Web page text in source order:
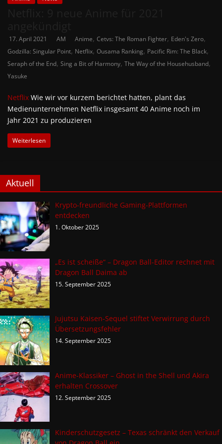
17. April 2021 AM Anime, Cetvs: The Roman Fighter, Eden's Zero,
Godzilla: Singular Point, Netflix, Ousama Ranking, Pacific Rim: The Black,
Seraph of the End, Sing a Bit of Harmony, The Way of the Househusband,
Yasuke
Netflix Wie wir vor kurzem berichtet hatten, plant das
Medienunternehmen Netflix insgesamt 40 Anime noch im
Jahr 2021 zu produzieren
Weiterlesen
Aktuell
Krypto-freundliche Gaming-Plattformen
entdecken
1. Oktober 2025
„Es ist scheiße“ – Dragon Ball-Editor rechnet mit
Dragon Ball Daima ab
15. September 2025
Jujutsu Kaisen-Sequel stiftet Verwirrung durch
Übersetzungsfehler
14. September 2025
Anime-Klassiker – Ghost in the Shell und Akira
erhalten Crossover
12. September 2025
Kinderschutzgesetz – Texas schränkt den Verkauf